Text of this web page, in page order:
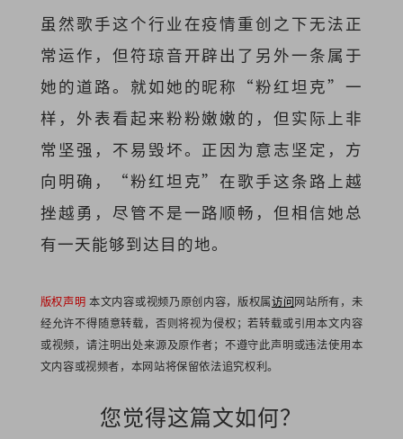
虽然歌手这个行业在疫情重创之下无法正
常运作，但符琼音开辟出了另外一条属于
她的道路。就如她的昵称“粉红坦克”一
样，外表看起来粉粉嫩嫩的，但实际上非
常坚强，不易毁坏。正因为意志坚定，方
向明确，“粉红坦克”在歌手这条路上越
挫越勇，尽管不是一路顺畅，但相信她总
有一天能够到达目的地。
版权声明 本文内容或视频乃原创内容，版权属访问网站所有，未
经允许不得随意转载，否则将视为侵权；若转载或引用本文内容
或视频，请注明出处来源及原作者；不遵守此声明或违法使用本
文内容或视频者，本网站将保留依法追究权利。
您觉得这篇文如何？